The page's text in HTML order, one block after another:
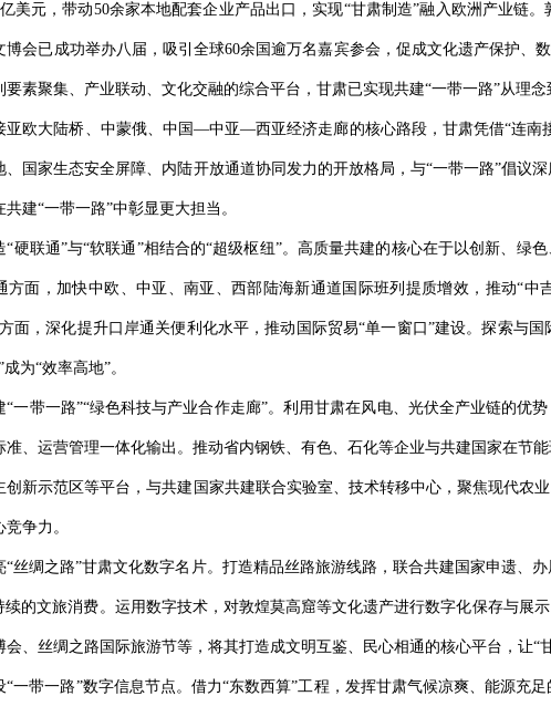
美元，带动50余家本地配套企业产品出口，实现“甘肃制造”融入欧洲产业链
博会已成功举办八届，吸引全球60余国逾万名嘉宾参会，促成文化遗产保护、
要素聚集、产业联动、文化交融的综合平台，甘肃已实现共建“一带一路”从理
亚欧大陆桥、中蒙俄、中国—中亚—西亚经济走廊的核心路段，甘肃凭借“连南
、国家生态安全屏障、内陆开放通道协同发力的开放格局，与“一带一路”倡议
建“一带一路”中彰显更大担当。
“硬联通”与“软联通”相结合的“超级枢纽”。高质量共建的核心在于以创新、绿
方面，加快中欧、中亚、南亚、西部陆海新通道国际班列提质增效，推动“中
面，深化提升口岸通关便利化水平，推动国际贸易“单一窗口”建设。探索与
为“效率高地”。
“一带一路”“绿色科技与产业合作走廊”。利用甘肃在风电、光伏全产业链的优
准、运营管理一体化输出。推动省内钢铁、有色、石化等企业与共建国家在节
创新示范区等平台，与共建国家共建联合实验室、技术转移中心，聚焦现代农
争力。
“丝绸之路”甘肃文化数字名片。打造精品丝路旅游线路，联合共建国家申遗、
续的文旅消费。运用数字技术，对敦煌莫高窟等文化遗产进行数字化保存与展
会、丝绸之路国际旅游节等，将其打造成文明互鉴、民心相通的核心平台，让“
“一带一路”数字信息节点。借力“东数西算”工程，发挥甘肃气候凉爽、能源充